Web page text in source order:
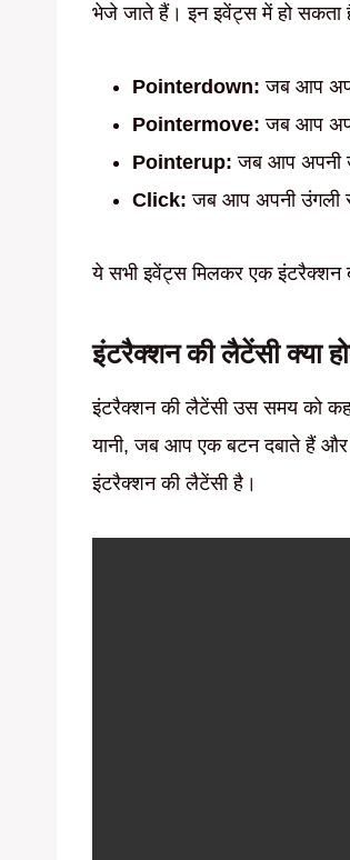
भेजे जाते हैं। इन इवेंट्स में हो सकता
Pointerdown: जब आप
Pointermove: जब आप
Pointerup: जब आप अपनी
Click: जब आप अपनी उंगली
ये सभी इवेंट्स मिलकर एक इंटरैक्शन
इंटरैक्शन की लैटेंसी क्या
इंटरैक्शन की लैटेंसी उस समय को
यानी, जब आप एक बटन दबाते हैं
इंटरैक्शन की लैटेंसी है।